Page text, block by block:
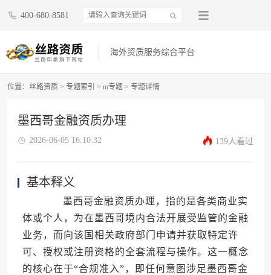
400-680-8581
海外资质服务综合平台
位置： 丝路资质 > 专题索引 > m专题 > 专题详情
墨西哥金融资质办理
2026-06-05 16:10:32 139人看过
基本释义
墨西哥金融资质办理，指的是各类商业实
体或个人，为在墨西哥境内合法开展受监管的金融
业务，而向该国相关政府部门申请并获取特定许
可、授权或注册资格的全套流程与操作。这一概念
的核心在于“合规准入”，即任何意图涉足墨西哥金